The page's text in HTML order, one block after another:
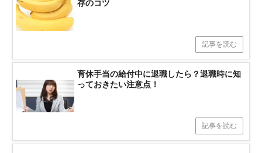
存のコツ
記事を読む
育休手当の給付中に退職したら？退職時に知
っておきたい注意点！
記事を読む